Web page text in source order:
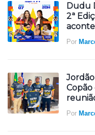
Dudu
2ª
Por
Copão
Por